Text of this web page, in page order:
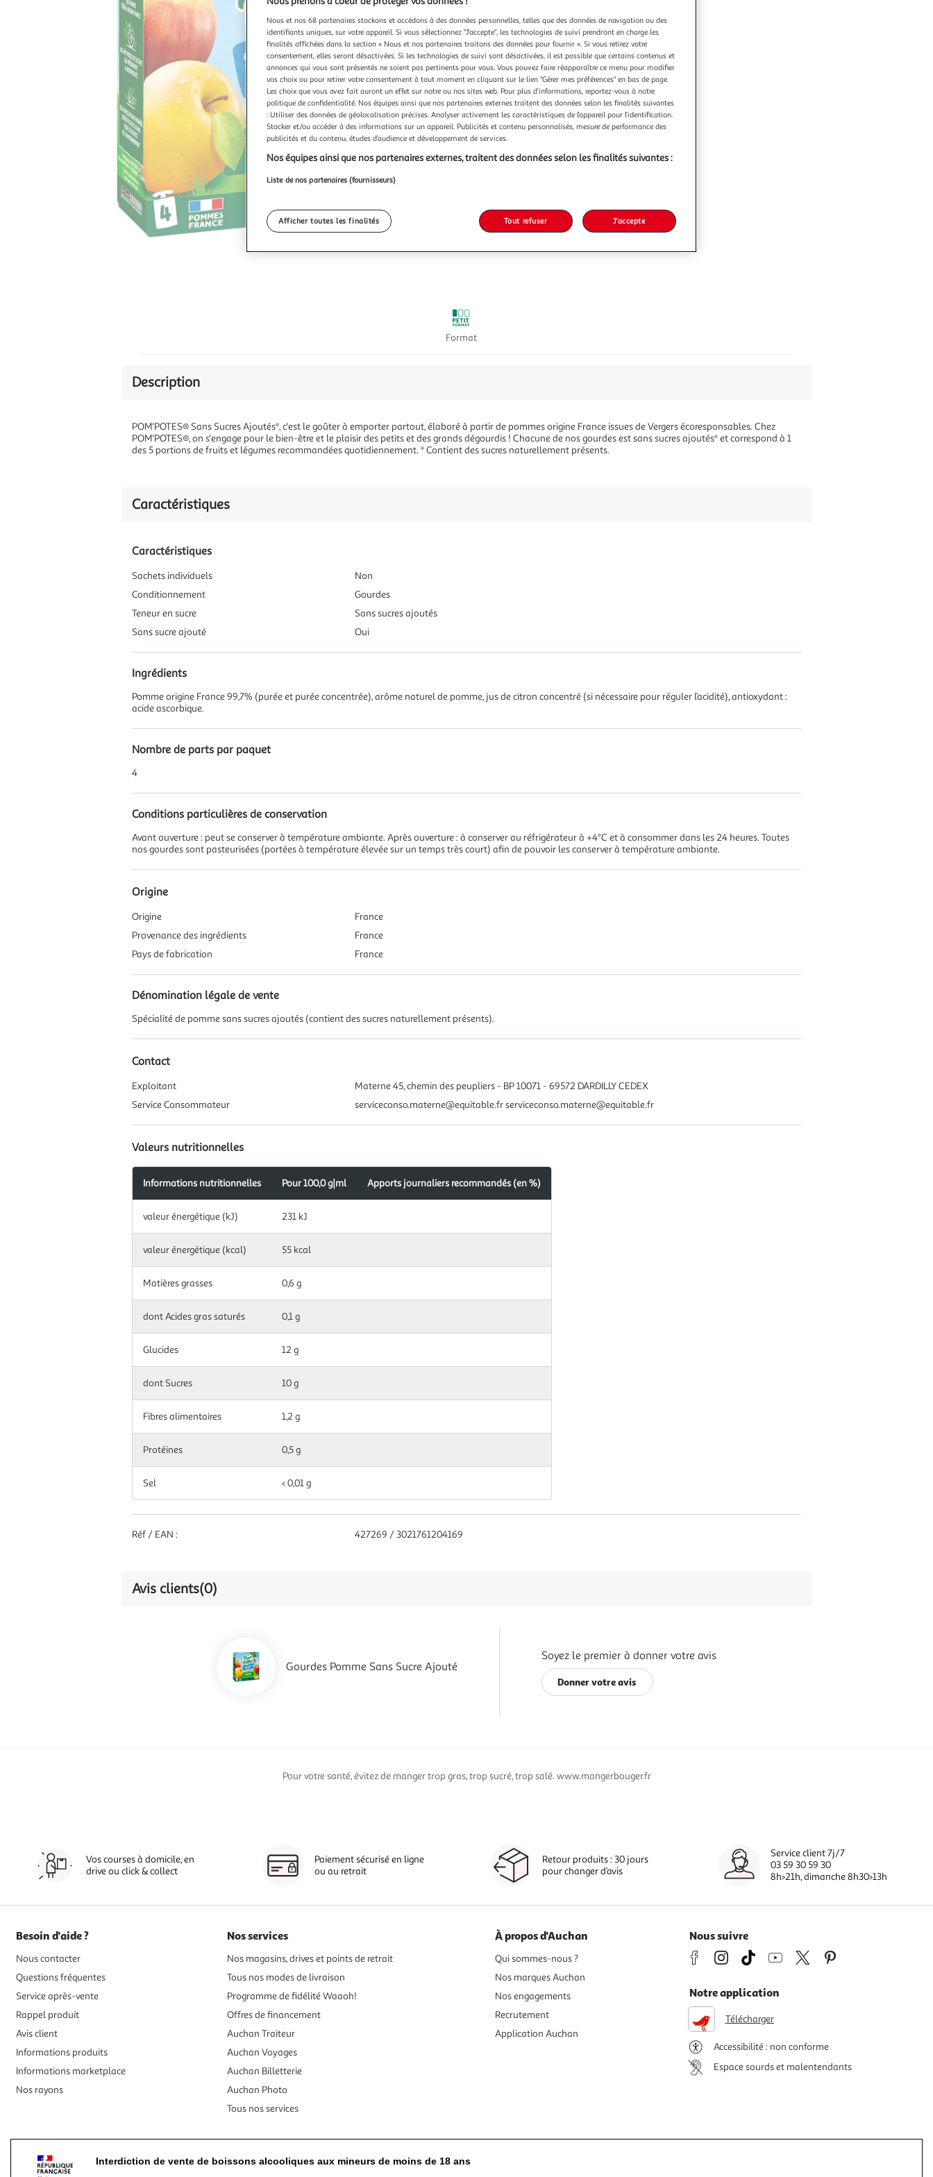
Format
Description
POM'POTES® Sans Sucres Ajoutés*, c'est le goûter à emporter partout, élaboré à partir de pommes origine France issues de Vergers écoresponsables. Chez
POM'POTES®, on s'engage pour le bien-être et le plaisir des petits et des grands dégourdis ! Chacune de nos gourdes est sans sucres ajoutés* et correspond à 1
des 5 portions de fruits et légumes recommandées quotidiennement. * Contient des sucres naturellement présents.
Caractéristiques
Caractéristiques
Sachets individuels
Non
Conditionnement
Gourdes
Teneur en sucre
Sans sucres ajoutés
Sans sucre ajouté
Oui
Ingrédients
Pomme origine France 99,7% (purée et purée concentrée), arôme naturel de pomme, jus de citron concentré (si nécessaire pour réguler l’acidité), antioxydant :
acide ascorbique.
Nombre de parts par paquet
4
Conditions particulières de conservation
Avant ouverture : peut se conserver à température ambiante. Après ouverture : à conserver au réfrigérateur à +4°C et à consommer dans les 24 heures. Toutes
nos gourdes sont pasteurisées (portées à température élevée sur un temps très court) afin de pouvoir les conserver à température ambiante.
Origine
Origine
France
Provenance des ingrédients
France
Pays de fabrication
France
Dénomination légale de vente
Spécialité de pomme sans sucres ajoutés (contient des sucres naturellement présents).
Contact
Exploitant
Materne 45, chemin des peupliers - BP 10071 - 69572 DARDILLY CEDEX
Service Consommateur
serviceconso.materne@equitable.fr serviceconso.materne@equitable.fr
Valeurs nutritionnelles
nutritionnelles
pour
g|ml
Informations nutritionnelles Pour 100,0 g|ml Apports journaliers recommandés (en %)
valeur énergétique (kJ) 231 kJ
valeur énergétique (kcal) 55 kcal
Matières grasses 0,6 g
dont Acides gras saturés 0,1 g
Glucides 12 g
dont Sucres 10 g
Fibres alimentaires 1,2 g
Protéines 0,5 g
Sel < 0,01 g
Réf / EAN : 427269 / 3021761204169
Avis clients(0)
Gourdes Pomme Sans Sucre Ajouté
Soyez le premier à donner votre avis
Donner votre avis
Pour votre santé, évitez de manger trop gras, trop sucré, trop salé. www.mangerbouger.fr
Vos courses à domicile, en
drive ou click & collect
Paiement sécurisé en ligne
ou au retrait
Retour produits : 30 jours
pour changer d’avis
Service client 7j/7
03 59 30 59 30
8h>21h, dimanche 8h30>13h
Besoin d'aide ?
Nous contacter
Questions fréquentes
Service après-vente
Rappel produit
Avis client
Informations produits
Informations marketplace
Nos rayons
Nos services
Nos magasins, drives et points de retrait
Tous nos modes de livraison
Programme de fidélité Waaoh!
Offres de financement
Auchan Traiteur
Auchan Voyages
Auchan Billetterie
Auchan Photo
Tous nos services
À propos d'Auchan
Qui sommes-nous ?
Nos marques Auchan
Nos engagements
Recrutement
Application Auchan
Nous suivre
Notre application
Télécharger
Accessibilité : non conforme
Espace sourds et malentendants
Interdiction de vente de boissons alcooliques aux mineurs de moins de 18 ans
Nous et nos 68 partenaires stockons et accédons à des données personnelles, telles que des données de navigation ou des
identifiants uniques, sur votre appareil. Si vous sélectionnez "J'accepte", les technologies de suivi prendront en charge les
finalités affichées dans la section « Nous et nos partenaires traitons des données pour fournir ». Si vous retirez votre
consentement, elles seront désactivées. Si les technologies de suivi sont désactivées, il est possible que certains contenus et
annonces qui vous sont présentés ne soient pas pertinents pour vous. Vous pouvez faire réapparaître ce menu pour modifier
vos choix ou pour retirer votre consentement à tout moment en cliquant sur le lien "Gérer mes préférences" en bas de page.
Les choix que vous avez fait auront un effet sur notre ou nos sites web. Pour plus d’informations, reportez-vous à notre
politique de confidentialité. Nos équipes ainsi que nos partenaires externes traitent des données selon les finalités suivantes
: Utiliser des données de géolocalisation précises. Analyser activement les caractéristiques de l’appareil pour l’identification.
Stocker et/ou accéder à des informations sur un appareil. Publicités et contenu personnalisés, mesure de performance des
publicités et du contenu, études d’audience et développement de services.
Nos équipes ainsi que nos partenaires externes, traitent des données selon les finalités suivantes :
Liste de nos partenaires (fournisseurs)
Afficher toutes les finalités Tout refuser J'accepte